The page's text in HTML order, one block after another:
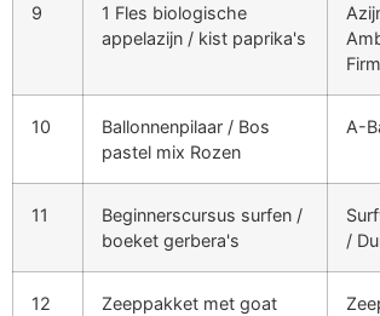
9
1 Fles biologische
appelazijn / kist paprika's
10
Ballonnenpilaar / Bos
pastel mix Rozen
A-
11
Beginnerscursus surfen /
boeket gerbera's
/
12
Zeeppakket met goat